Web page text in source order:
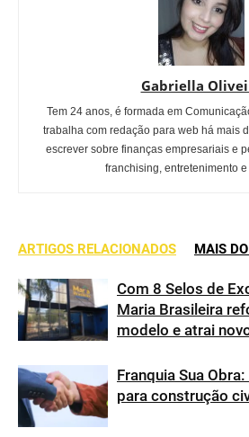
Gabriella
Tem 24 anos, é formada em
trabalha com redação para web há mais
escrever sobre finanças empresariais e
franchising, entretenimento
ARTIGOS RELACIONADOS MAIS
Com 8 Selos de
Maria Brasileira
modelo e atrai
Franquia Sua
para construção